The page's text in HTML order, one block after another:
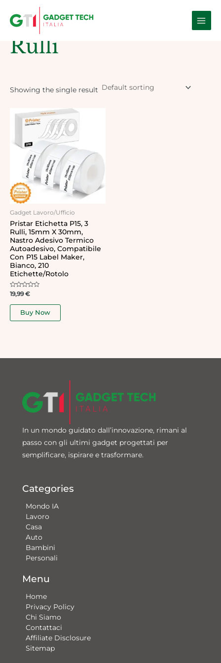
Main
Home / Products tagged “Rulli”
Rulli
Showing the single result
Gadget Lavoro/Ufficio
Pristar Etichetta P15, 3
Rulli, 15mm X 30mm,
Nastro Adesivo Termico
Autoadesivo, Compatibile
Con P15 Label Maker,
Bianco, 210
Etichette/Rotolo
Rated
out
19,99€
Buy Now
In un mondo guidato dall’innovazione, rimani al
passo con gli ultimi gadget progettati per
semplificare, ispirare e trasformare.
Categories
Mondo IA
Lavoro
Casa
Auto
Bambini
Personali
Menu
Home
Privacy Policy
Chi Siamo
Contattaci​
Affiliate Disclosure
Sitemap